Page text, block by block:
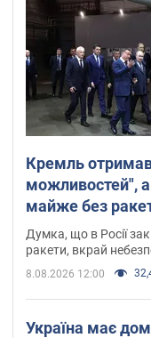
Кремль
можливостей",
майже без
Інтерв’ю з
Думка, що в Росії
ракети, вкрай
8.08.2026 12:00
Україна має